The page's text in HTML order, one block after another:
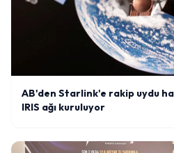
AB'den Starlink'e rakip uydu
IRIS ağı kuruluyor